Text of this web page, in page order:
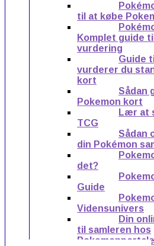
til at købe
Komplet guide
vurdering
Guide
vurderer du
kort
Sådan
Pokemon kort
Lær at
TCG
Sådan
din Pokémon
det?
Guide
Vidensunivers
Din
til samleren hos